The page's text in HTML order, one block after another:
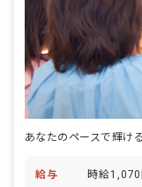
給与 時給